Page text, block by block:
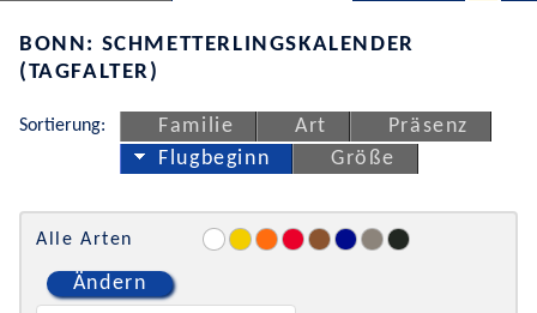
BONN: SCHMETTERLINGSKALENDER
(TAGFALTER)
Sortierung: Familie Art
Präsenz
Flugbeginn
Größe
Alle Arten
Ändern